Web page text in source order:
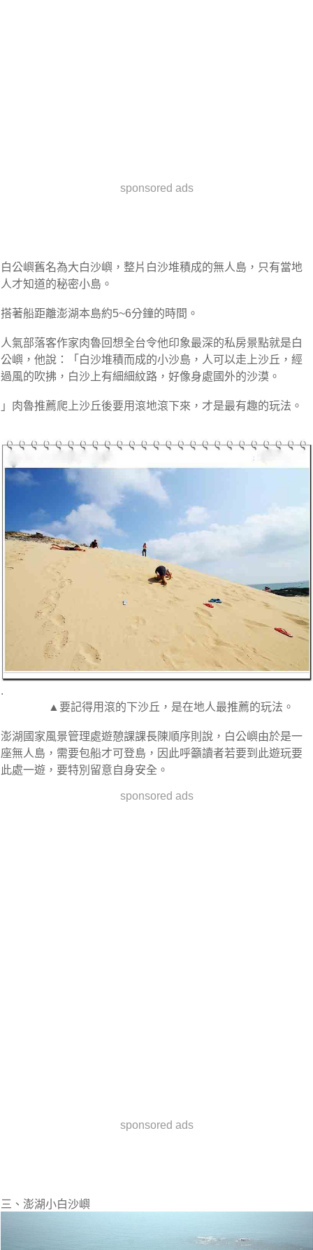
sponsored ads
白公嶼舊名為大白沙嶼，整片白沙堆積成的無人島，只有當地
人才知道的秘密小島。
搭著船距離澎湖本島約5~6分鐘的時間。
人氣部落客作家肉魯回想全台令他印象最深的私房景點就是白
公嶼，他說：「白沙堆積而成的小沙島，人可以走上沙丘，經
過風的吹拂，白沙上有細細紋路，好像身處國外的沙漠。
」肉魯推薦爬上沙丘後要用滾地滾下來，才是最有趣的玩法。
.
▲要記得用滾的下沙丘，是在地人最推薦的玩法。
澎湖國家風景管理處遊憩課課長陳順序則說，白公嶼由於是一
座無人島，需要包船才可登島，因此呼籲讀者若要到此遊玩要
此處一遊，要特別留意自身安全。
sponsored ads
sponsored ads
三、澎湖小白沙嶼